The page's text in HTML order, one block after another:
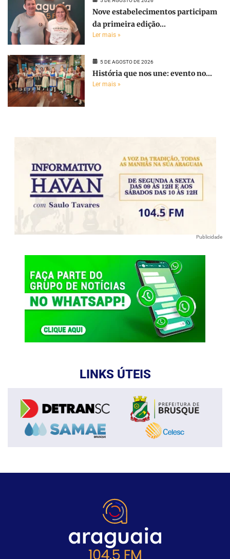
Nove estabelecimentos participam
da primeira edição...
Ler mais »
5 DE AGOSTO DE 2026
História que nos une: evento no...
Ler mais »
Publicidade
LINKS ÚTEIS